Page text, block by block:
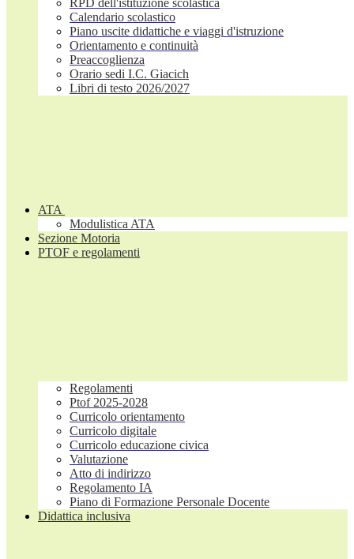
RPD dell'istituzione scolastica
Calendario scolastico
Piano uscite didattiche e viaggi d'istruzione
Orientamento e continuità
Preaccoglienza
Orario sedi I.C. Giacich
Libri di testo 2026/2027
ATA
Modulistica ATA
Sezione Motoria
PTOF e regolamenti
Regolamenti
Ptof 2025-2028
Curricolo orientamento
Curricolo digitale
Curricolo educazione civica
Valutazione
Atto di indirizzo
Regolamento IA
Piano di Formazione Personale Docente
Didattica inclusiva